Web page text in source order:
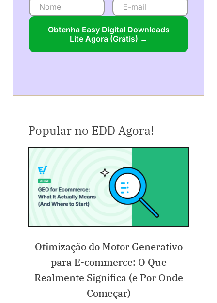
Obtenha Easy Digital Downloads
Lite Agora (Grátis) →
Popular no EDD Agora!
Otimização do Motor Generativo
para E-commerce: O Que
Realmente Significa (e Por Onde
Começar)